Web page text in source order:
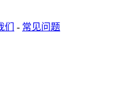
- 常见问题